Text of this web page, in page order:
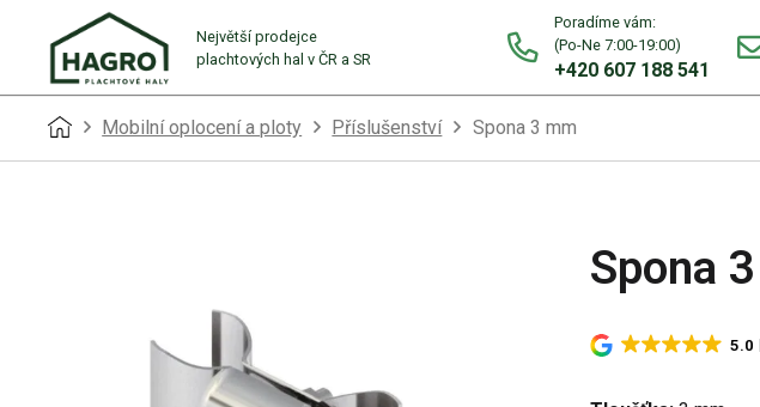
Největší prodejce
plachtových hal v ČR a SR
Poradíme vám:
(Po-Ne 7:00-19:00)
+420 607 188 541
Mobilní oplocení a ploty Příslušenství Spona 3 mm
Spona
5.0